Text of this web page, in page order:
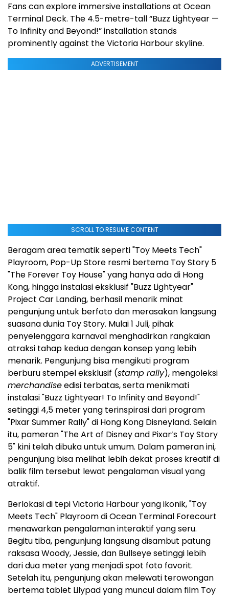
Fans can explore immersive installations at Ocean
Terminal Deck. The 4.5-metre-tall “Buzz Lightyear —
To Infinity and Beyond!” installation stands
prominently against the Victoria Harbour skyline.
ADVERTISEMENT
SCROLL TO RESUME CONTENT
Beragam area tematik seperti "Toy Meets Tech"
Playroom, Pop-Up Store resmi bertema Toy Story 5
"The Forever Toy House" yang hanya ada di Hong
Kong, hingga instalasi eksklusif "Buzz Lightyear"
Project Car Landing, berhasil menarik minat
pengunjung untuk berfoto dan merasakan langsung
suasana dunia Toy Story. Mulai 1 Juli, pihak
penyelenggara karnaval menghadirkan rangkaian
atraksi tahap kedua dengan konsep yang lebih
menarik. Pengunjung bisa mengikuti program
berburu stempel eksklusif (stamp rally), mengoleksi
merchandiseedisi terbatas, serta menikmati
instalasi "Buzz Lightyear! To Infinity and Beyond!"
setinggi 4,5 meter yang terinspirasi dari program
"Pixar Summer Rally" di Hong Kong Disneyland. Selain
itu, pameran "The Art of Disney and Pixar’s Toy Story
5" kini telah dibuka untuk umum. Dalam pameran ini,
pengunjung bisa melihat lebih dekat proses kreatif di
balik film tersebut lewat pengalaman visual yang
atraktif.
Berlokasi di tepi Victoria Harbour yang ikonik, "Toy
Meets Tech" Playroom di Ocean Terminal Forecourt
menawarkan pengalaman interaktif yang seru.
Begitu tiba, pengunjung langsung disambut patung
raksasa Woody, Jessie, dan Bullseye setinggi lebih
dari dua meter yang menjadi spot foto favorit.
Setelah itu, pengunjung akan melewati terowongan
bertema tablet Lilypad yang muncul dalam film Toy